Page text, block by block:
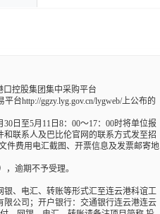
口控股集团集中采购平台
台http://ggzy.lyg.gov.cn/lygweb/上公布的
日至5月11日8：00～17：00时将单位报
联系人及巴比伦官网的联系方式发至招
件费用电汇截图、开票信息及发票邮寄地
，逾期不予受理。
银、电汇、转账等形式汇至连云港科谊工
公司；开户银行：交通银行连云港连云